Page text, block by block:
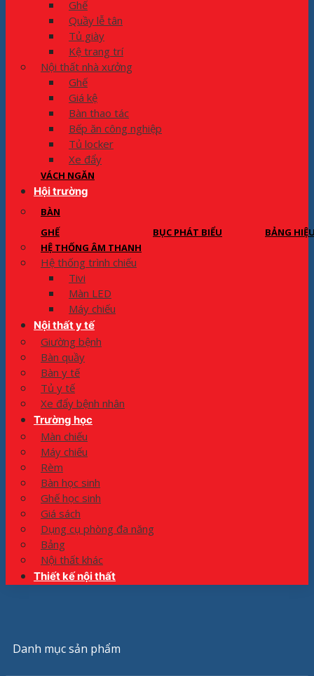
Ghế
Quầy lễ tân
Tủ giày
Kệ trang trí
Nội thất nhà xưởng
Ghế
Giá kệ
Bàn thao tác
Bếp ăn công nghiệp
Tủ locker
Xe đẩy
VÁCH NGĂN
Hội trường
BÀN
GHẾ
BỤC PHÁT BIỂU
BẢNG
HỆ THỐNG ÂM THANH
Hệ thống trình chiếu
Tivi
Màn LED
Máy chiếu
Nội thất y tế
Giường bệnh
Bàn quầy
Bàn y tế
Tủ y tế
Xe đẩy bệnh nhân
Trường học
Màn chiếu
Máy chiếu
Rèm
Bàn học sinh
Ghế học sinh
Giá sách
Dụng cụ phòng đa năng
Bảng
Nội thất khác
Thiết kế nội thất
Danh mục sản phẩm